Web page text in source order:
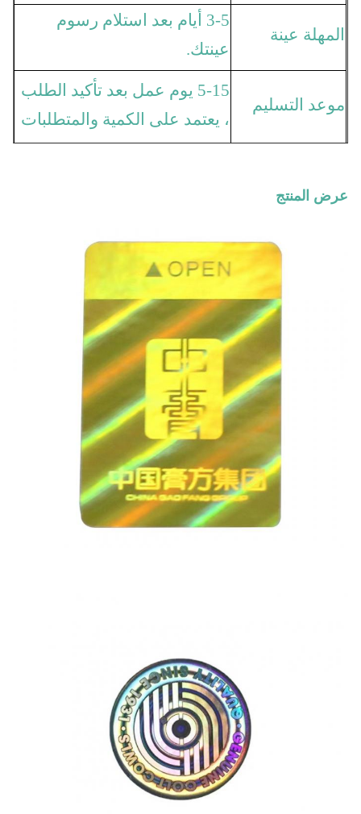
المهلة عينة
3-5 أيام بعد استلام رسوم
عينتك.
موعد التسليم
5-15 يوم عمل بعد تأكيد الطلب
، يعتمد على الكمية والمتطلبات
الغائر / طباعة الشاشة / طباعة
قوس قزح / طباعة أوفست /
طباعة الشاشة الحريرية / ختم
الذهب والفضة ، ختم ساخن /
بارد ، طباعة الشاشة الحريرية
إلخ.
تفاصيل التعبئة
في لفة أو ورقة ، كيس
بلاستيكي مختوم شفاف ، تعبئة
خاصة وفقًا للمتطلبات.
عرض المنتج